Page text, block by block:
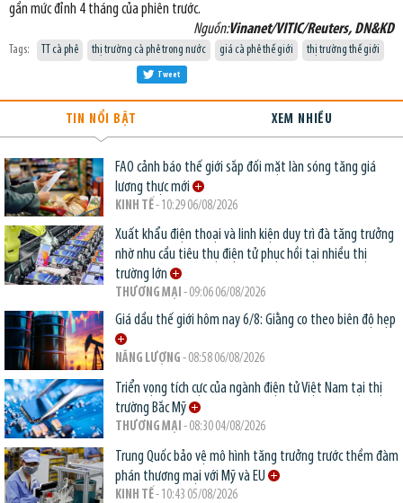
gần mức đỉnh 4 tháng của phiên trước.
Nguồn:Vinanet/VITIC/Reuters, DN&KD
Tags: TT cà phê thị trường cà phê trong nước giá cà phê thế giới thị trường thế giới
Tweet
TIN NỔI BẬT XEM NHIỀU
FAO cảnh báo thế giới sắp đối mặt làn sóng tăng giá
lương thực mới
KINH TẾ- 10:29 06/08/2026
Xuất khẩu điện thoại và linh kiện duy trì đà tăng trưởng
nhờ nhu cầu tiêu thụ điện tử phục hồi tại nhiều thị
trường lớn
THƯƠNG MẠI - 09:06 06/08/2026
Giá dầu thế giới hôm nay 6/8: Giằng co theo biên độ hẹp
NĂNG LƯỢNG - 08:58 06/08/2026
Triển vọng tích cực của ngành điện tử Việt Nam tại thị
trường Bắc Mỹ
THƯƠNG MẠI - 08:30 04/08/2026
Trung Quốc bảo vệ mô hình tăng trưởng trước thềm đàm
phán thương mại với Mỹ và EU
KINH TẾ- 10:43 05/08/2026